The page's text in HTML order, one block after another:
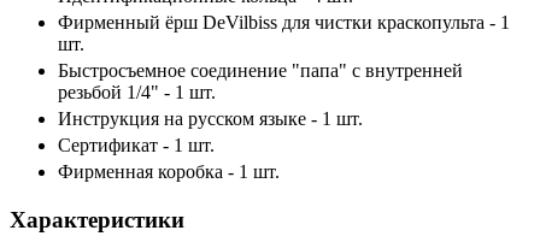
Фирменный ёрш DeVilbiss для чистки краскопульта - 1
шт.
Быстросъемное соединение "папа" с внутренней
резьбой 1/4" - 1 шт.
Инструкция на русском языке - 1 шт.
Сертификат - 1 шт.
Фирменная коробка - 1 шт.
Характеристики